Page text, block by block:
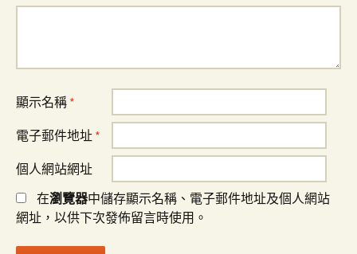
顯示名稱 *
電子郵件地址 *
個人網站網址
在瀏覽器中儲存顯示名稱、電子郵件地址及個人網站
網址，以供下次發佈留言時使用。